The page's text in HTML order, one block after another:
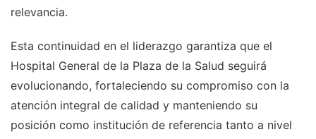
relevancia.
Esta continuidad en el liderazgo garantiza que el
Hospital General de la Plaza de la Salud seguirá
evolucionando, fortaleciendo su compromiso con la
atención integral de calidad y manteniendo su
posición como institución de referencia tanto a nivel